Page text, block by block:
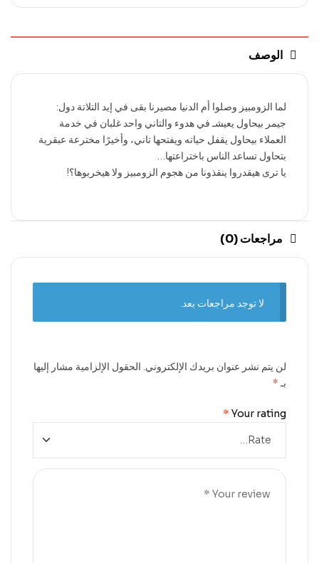
الوصف
لما الزومبيز وصلوا أم الدنيا مصيرنا بقى في إيد التلاتة دول:
جيمر بيحاول يعيشـ في هدوء والتاني واحد غلبان في خدمة
العملاء بيحاول يقفل حياته ويفتحها تاني، وأخيرًا مخترعة عبقرية
بتحاول تساعد الناس باختراعتها…
يا ترى هيقدروا ينقذونا من هجوم الزومبيز ولا هيخربوها؟!
مراجعات (0)
لا توجد مراجعات بعد.
لن يتم نشر عنوان بريدك الإلكتروني. الحقول الإلزامية مشار إليها
بـ*
Your rating
*